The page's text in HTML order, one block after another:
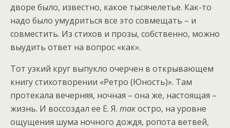
дворе было, известно, какое тысячелетье. Как-то
надо было умудриться все это совмещать – и
совместить. Из стихов и прозы, собственно, можно
выудить ответ на вопрос «как».
Тот узкий круг выпукло очерчен в открывающем
книгу стихотворении «Ретро (Юность)». Там
протекала вечерняя, ночная – она же, настоящая –
жизнь. И воссоздал ее Е. Я. такостро, на уровне
ощущения шума ночного дождя, ропота ветвей,